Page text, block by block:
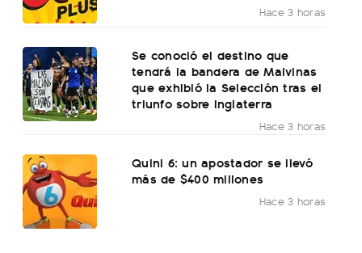
Hace 3 horas
Se conoció el destino que
tendrá la bandera de Malvinas
que exhibió la Selección tras el
triunfo sobre Inglaterra
Hace 3 horas
Quini 6: un apostador se llevó
más de $400 millones
Hace 3 horas